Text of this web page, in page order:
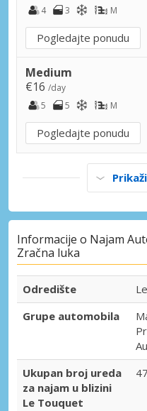
4
3 M
Pogledajte ponudu
Medium
€16 /day
5
5 M
Pogledajte ponudu
Informacije o Najam
Zračna luka
Odredište
Grupe automobila
Ukupan broj ureda
za najam u blizini
Le Touquet
47